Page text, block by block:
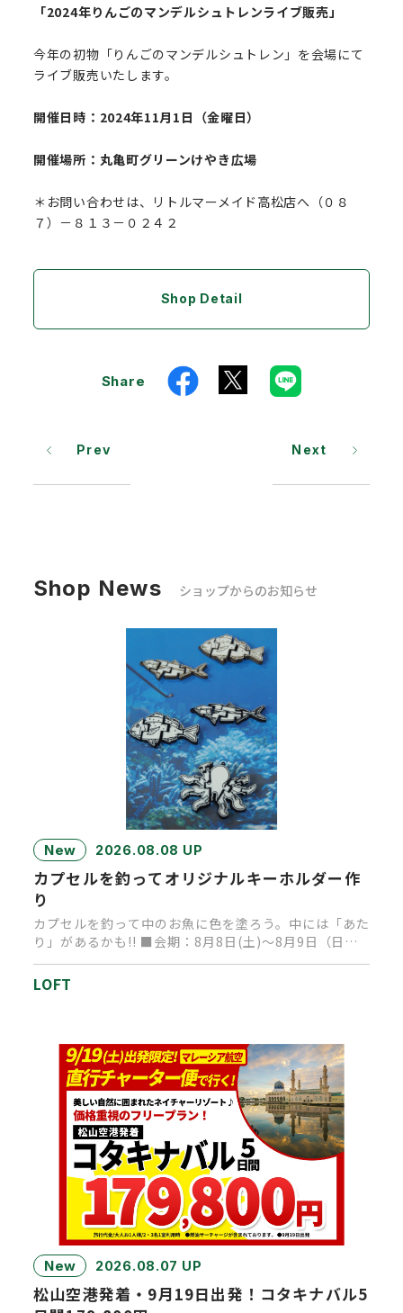
「2024年りんごのマンデルシュトレンライブ販売」
今年の初物「りんごのマンデルシュトレン」を会場にて
ライブ販売いたします。
開催日時：2024年11月1日（金曜日）
開催場所：丸亀町グリーンけやき広場
＊お問い合わせは、リトルマーメイド高松店へ（０８
７）－８１３－０２４２
Shop Detail
Share
Prev Next
Shop News ショップからのお知らせ
New 2026.08.08 UP
カプセルを釣ってオリジナルキーホルダー作
り
カプセルを釣って中のお魚に色を塗ろう。中には「あた
り」があるかも!! ■会期：8月8日(土)～8月9日（日）
LOFT
New 2026.08.07 UP
松山空港発着・9月19日出発！コタキナバル5